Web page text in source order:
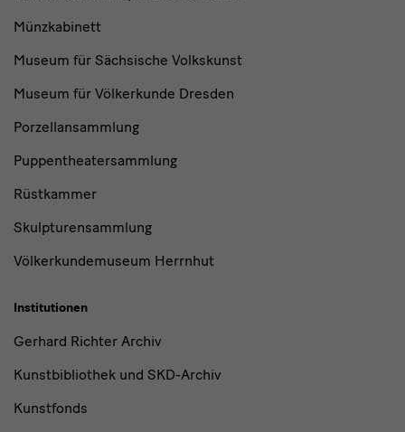
Münzkabinett
Museum für Sächsische Volkskunst
Museum für Völkerkunde Dresden
Porzellansammlung
Puppentheatersammlung
Rüstkammer
Skulpturensammlung
Völkerkundemuseum Herrnhut
Institutionen
Gerhard Richter Archiv
Kunstbibliothek und SKD-Archiv
Kunstfonds